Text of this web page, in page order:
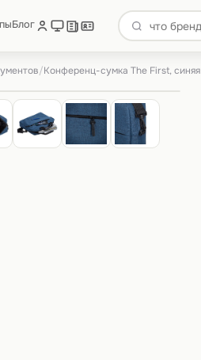
Блог
/Конференц-сумка The First, синяя